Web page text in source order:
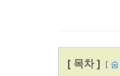
[ 목차 ]